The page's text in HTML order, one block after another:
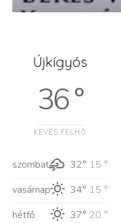
Újkígyós
36 °
KEVÉS FELHŐ
szombat 32° 15 °
vasárnap
34° 15 °
hétfő
37° 20 °